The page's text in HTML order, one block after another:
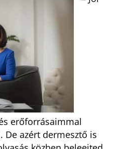
erőforrásaimmal
De azért dermesztő is